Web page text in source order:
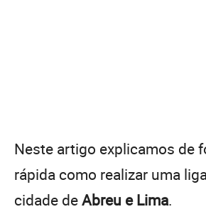
Neste artigo explicamos de
rápida como realizar uma
cidade deAbreu e Lima.